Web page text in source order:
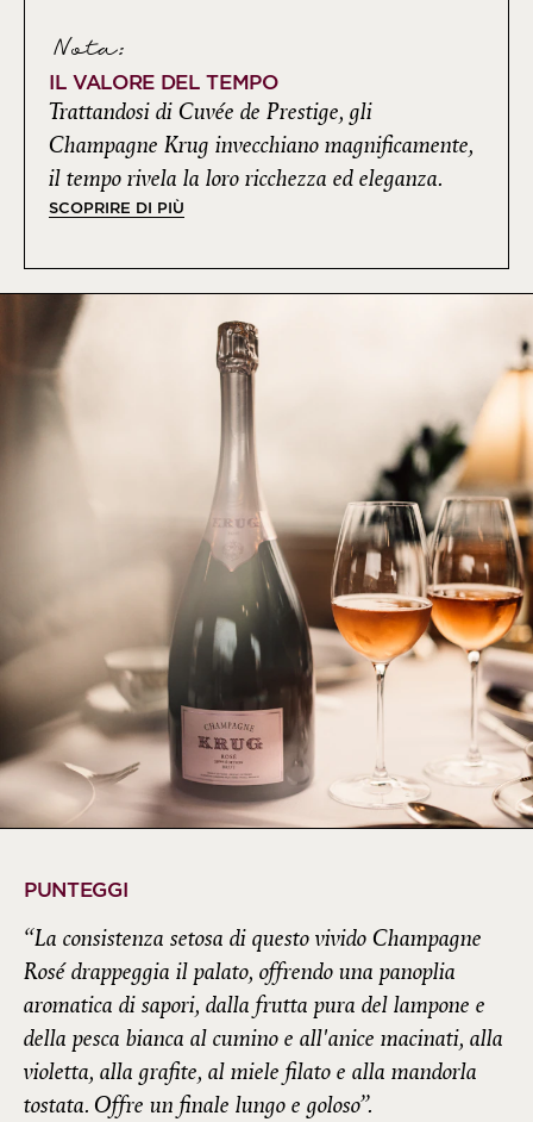
Nota:
IL VALORE DEL TEMPO
Trattandosi di Cuvée de Prestige, gli
Champagne Krug invecchiano magnificamente,
il tempo rivela la loro ricchezza ed eleganza.
SCOPRIRE DI PIÙ
PUNTEGGI
“La consistenza setosa di questo vivido Champagne
Rosé drappeggia il palato, offrendo una panoplia
aromatica di sapori, dalla frutta pura del lampone e
della pesca bianca al cumino e all'anice macinati, alla
violetta, alla grafite, al miele filato e alla mandorla
tostata. Offre un finale lungo e goloso”.